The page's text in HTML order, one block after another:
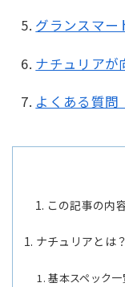
グランスマー
ナチュリアが
よくある質問
この記事の内
ナチュリアとは
基本スペック一